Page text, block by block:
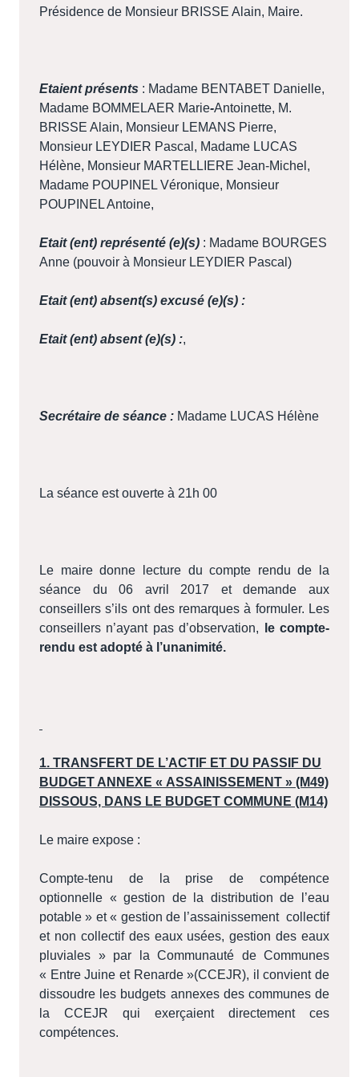
Présidence de Monsieur BRISSE Alain, Maire.
Etaient présents : Madame BENTABET Danielle,
Madame BOMMELAER Marie-Antoinette, M.
BRISSE Alain, Monsieur LEMANS Pierre,
Monsieur LEYDIER Pascal, Madame LUCAS
Hélène, Monsieur MARTELLIERE Jean-Michel,
Madame POUPINEL Véronique, Monsieur
POUPINEL Antoine,
Etait (ent) représenté (e)(s) : Madame BOURGES
Anne (pouvoir à Monsieur LEYDIER Pascal)
Etait (ent) absent(s) excusé (e)(s) :
Etait (ent) absent (e)(s) :,
Secrétaire de séance : Madame LUCAS Hélène
La séance est ouverte à 21h 00
Le maire donne lecture du compte rendu de la
séance du 06 avril 2017 et demande aux
conseillers s’ils ont des remarques à formuler. Les
conseillers n’ayant pas d’observation,
le compte-
rendu est adopté à l’unanimité.
1. TRANSFERT DE L’ACTIF ET DU PASSIF DU
BUDGET ANNEXE « ASSAINISSEMENT » (M49)
DISSOUS, DANS LE BUDGET COMMUNE (M14)
Le maire expose :
Compte-tenu de la prise de compétence
optionnelle « gestion de la distribution de l’eau
potable » et « gestion de l’assainissement collectif
et non collectif des eaux usées, gestion des eaux
pluviales » par la Communauté de Communes
« Entre Juine et Renarde »(CCEJR), il convient de
dissoudre les budgets annexes des communes de
la CCEJR qui exerçaient directement ces
compétences.